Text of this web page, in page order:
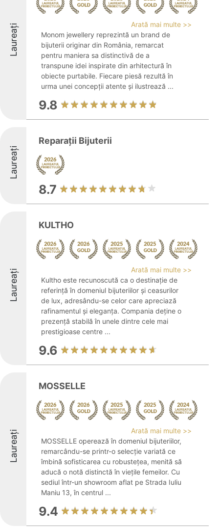
Laureați
Arată mai multe >>
Monom jewellery reprezintă un brand de
bijuterii originar din România, remarcat
pentru maniera sa distinctivă de a
transpune idei inspirate din arhitectură în
obiecte purtabile. Fiecare piesă rezultă în
urma unei concepții atente și ilustrează ...
9.8
Laureați
Reparații Bijuterii
8.7
Laureați
KULTHO
Arată mai multe >>
Kultho este recunoscută ca o destinație de
referință în domeniul bijuteriilor și ceasurilor
de lux, adresându-se celor care apreciază
rafinamentul și eleganța. Compania deține o
prezență stabilă în unele dintre cele mai
prestigioase centre ...
9.6
Laureați
MOSSELLE
Arată mai multe >>
MOSSELLE operează în domeniul bijuteriilor,
remarcându-se printr-o selecție variată ce
îmbină sofisticarea cu robustețea, menită să
aducă o notă distinctă în viețile femeilor. Cu
sediul într-un showroom aflat pe Strada Iuliu
Maniu 13, în centrul ...
9.4